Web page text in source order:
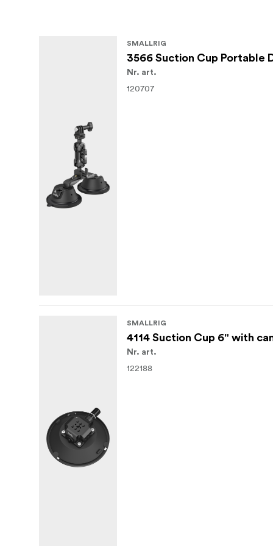
SMALLRIG
3566 Suction Cup Portable
Nr. art.
120707
SMALLRIG
4114 Suction Cup 6" with
Nr. art.
122188